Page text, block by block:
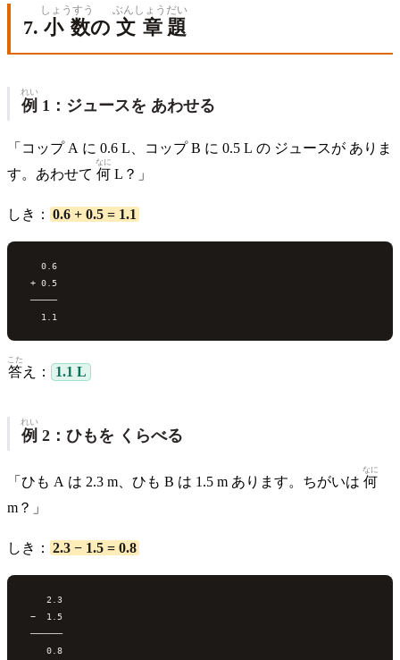
7. 小数
しょうすう
の 文章
ぶんしょう
題
だい
例
れい
1：ジュースを あわせる
「コップ A に 0.6 L、コップ B に 0.5 L の ジュースが ありま
す。あわせて 何
なに
L？」
しき： 0.6 + 0.5 = 1.1
   0.6
+ 0.5
─────
答
こた
え： 1.1 L
例
れい
2：ひもを くらべる
「ひも A は 2.3 m、ひも B は 1.5 m あります。ちがいは 何
なに
m？」
しき： 2.3 − 1.5 = 0.8
    2.3
−  1.5
──────